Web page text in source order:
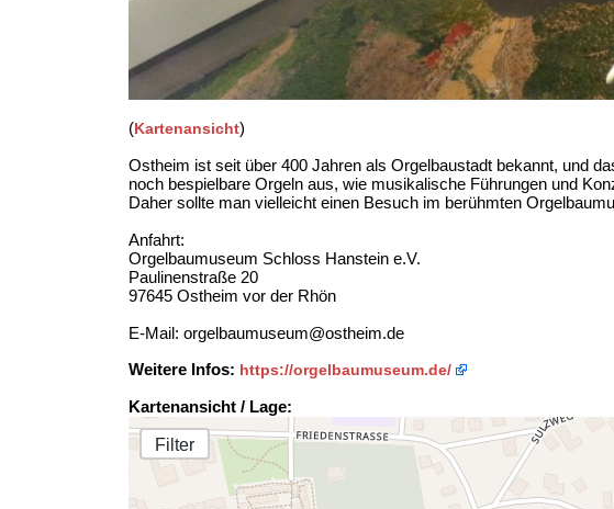
(Kartenansicht)
Ostheim ist seit über 400 Jahren als Orgelbaustadt bekannt, und
noch bespielbare Orgeln aus, wie musikalische Führungen und
Daher sollte man vielleicht einen Besuch im berühmten
Anfahrt:
Orgelbaumuseum Schloss Hanstein e.V.
Paulinenstraße 20
97645 Ostheim vor der Rhön
E-Mail: orgelbaumuseum@ostheim.de
Weitere Infos: https://orgelbaumuseum.de/
Kartenansicht / Lage:
Filter